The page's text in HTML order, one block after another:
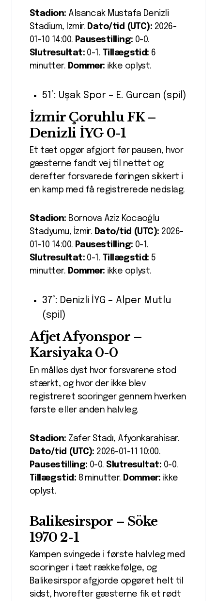
Stadion: Alsancak Mustafa Denizli
Stadium, Izmir. Dato/tid (UTC): 2026-
01-10 14:00. Pausestilling: 0-0.
Slutresultat:0-1. Tillægstid: 6
minutter. Dommer: ikke oplyst.
51’: Uşak Spor – E. Gurcan (spil)
İzmir Çoruhlu FK –
Denizli İYG 0-1
Et tæt opgør afgjort før pausen, hvor
gæsterne fandt vej til nettet og
derefter forsvarede føringen sikkert i
en kamp med få registrerede nedslag.
Stadion: Bornova Aziz Kocaoğlu
Stadyumu, İzmir. Dato/tid (UTC): 2026-
01-10 14:00. Pausestilling: 0-1.
Slutresultat:0-1. Tillægstid: 5
minutter. Dommer: ikke oplyst.
37’: Denizli İYG – Alper Mutlu
(spil)
Afjet Afyonspor –
Karsiyaka 0-0
En målløs dyst hvor forsvarene stod
stærkt, og hvor der ikke blev
registreret scoringer gennem hverken
første eller anden halvleg.
Stadion: Zafer Stadı, Afyonkarahisar.
Dato/tid (UTC): 2026-01-11 10:00.
Pausestilling: 0-0. Slutresultat: 0-0.
Tillægstid: 8 minutter. Dommer: ikke
oplyst.
Balikesirspor – Söke
1970 2-1
Kampen svingede i første halvleg med
scoringer i tæt rækkefølge, og
Balikesirspor afgjorde opgøret helt til
sidst, hvorefter gæsterne fik et rødt